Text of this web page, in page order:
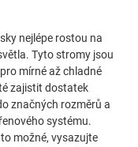
nejlépe rostou na
Tyto stromy jsou
mírné až chladné
zajistit dostatek
značných rozměrů a
systému.
možné, vysazujte